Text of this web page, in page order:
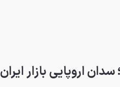
اروپایی بازار ایران